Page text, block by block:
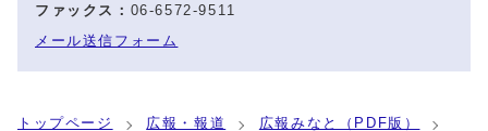
ファックス： 06-6572-9511
メール送信フォーム
トップページ 広報・報道 広報みなと（PDF版）